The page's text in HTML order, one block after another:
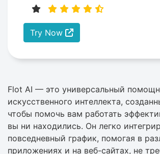
Try Now
Flot AI — это универсальный
искусственного интеллекта,
чтобы помочь вам работать
вы ни находились. Он легко
повседневный график, помогая в
приложениях и на веб-сайтах, не